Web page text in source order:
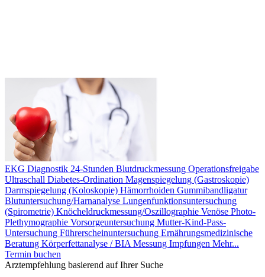
EKG Diagnostik 24-Stunden Blutdruckmessung Operationsfreigabe
Ultraschall Diabetes-Ordination Magenspiegelung (Gastroskopie)
Darmspiegelung (Koloskopie) Hämorrhoiden Gummibandligatur
Blutuntersuchung/Harnanalyse Lungenfunktionsuntersuchung
(Spirometrie) Knöcheldruckmessung/Oszillographie Venöse Photo-
Plethymographie Vorsorgeuntersuchung Mutter-Kind-Pass-
Untersuchung Führerscheinuntersuchung Ernährungsmedizinische
Beratung Körperfettanalyse / BIA Messung Impfungen Mehr...
Termin buchen
Arztempfehlung basierend auf Ihrer Suche